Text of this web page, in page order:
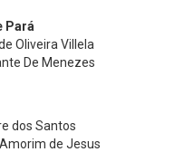
Pará
Oliveira Villela
De Menezes
dos Santos
de Jesus